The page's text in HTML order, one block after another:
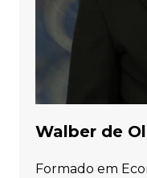
Walber de
Formado em